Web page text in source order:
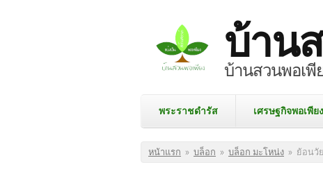
บ้าน
บ้านสวนพอเพี
พระราชดำรัส เศรษฐกิจพอเพียง
คุณอยู่ที่นี่
หน้าแรก » บล็อก » บล็อก มะโหน่ง » ย้อนวั